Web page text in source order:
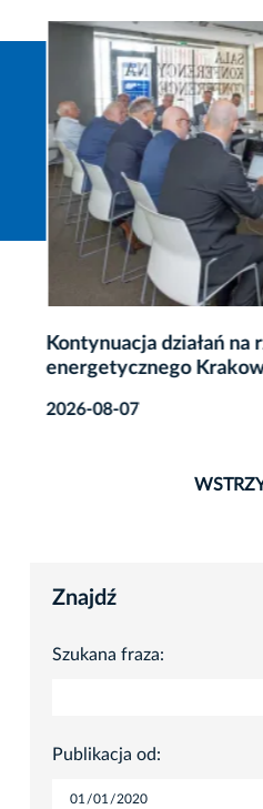
Kontynuacja działań na
energetycznego Krakowa
2026-08-07
Znajdź
Szukana fraza:
Publikacja od: